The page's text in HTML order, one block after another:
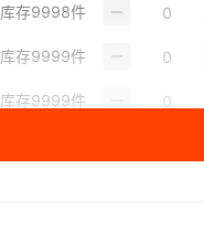
库存9998件
库存9999件
库存9999件